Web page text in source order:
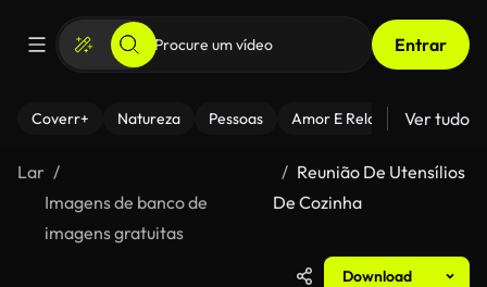
Entrar
Coverr+ Natureza Pessoas Amor E Relacionamentos
Ver tudo
Lar
Imagens de banco de
imagens gratuitas
Reunião De Utensílios
De Cozinha
Download